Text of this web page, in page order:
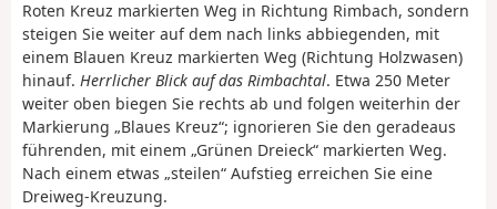
Roten Kreuz markierten Weg in Richtung Rimbach, sondern
steigen Sie weiter auf dem nach links abbiegenden, mit
einem Blauen Kreuz markierten Weg (Richtung Holzwasen)
hinauf. Herrlicher Blick auf das Rimbachtal. Etwa 250 Meter
weiter oben biegen Sie rechts ab und folgen weiterhin der
Markierung „Blaues Kreuz“; ignorieren Sie den geradeaus
führenden, mit einem „Grünen Dreieck“ markierten Weg.
Nach einem etwas „steilen“ Aufstieg erreichen Sie eine
Dreiweg-Kreuzung.